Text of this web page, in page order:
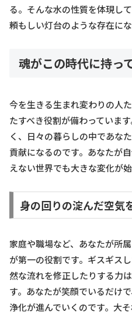
る。そんな水の性質を体現し
頼もしい灯台のような存在にな
魂がこの時代に持っ
今を生きる生まれ変わりの人
たすべき役割が備わっていま
く、日々の暮らしの中であな
貢献になるのです。あなたが
えない世界でも大きな変化が始
身の回りの淀んだ空気
家庭や職場など、あなたが所
が第一の役割です。ギスギス
然な流れを修正したりする力
す。あなたが笑顔でいるだけ
浄化が進んでいくのです。大